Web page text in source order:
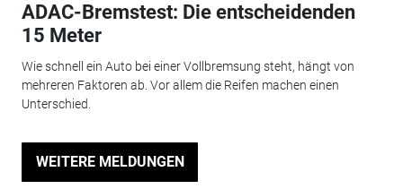
ADAC-Bremstest: Die entscheidenden
15 Meter
Wie schnell ein Auto bei einer Vollbremsung steht, hängt von
mehreren Faktoren ab. Vor allem die Reifen machen einen
Unterschied.
WEITERE MELDUNGEN